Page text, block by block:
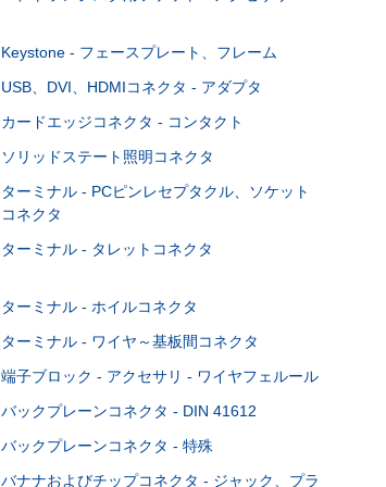
Keystone - フェースプレート、フレーム
USB、DVI、HDMIコネクタ - アダプタ
カードエッジコネクタ - コンタクト
ソリッドステート照明コネクタ
ターミナル - PCピンレセプタクル、ソケット
コネクタ
ターミナル - タレットコネクタ
ターミナル - ホイルコネクタ
ターミナル - ワイヤ～基板間コネクタ
端子ブロック - アクセサリ - ワイヤフェルール
バックプレーンコネクタ - DIN 41612
バックプレーンコネクタ - 特殊
バナナおよびチップコネクタ - ジャック、プラ